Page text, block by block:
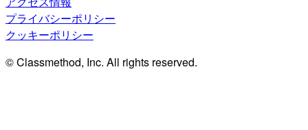
プライバシーポリシー
クッキーポリシー
© Classmethod, Inc. All rights reserved.